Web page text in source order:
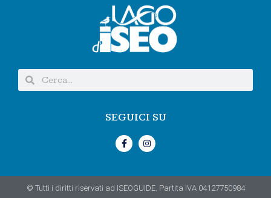
SEGUICI SU
© Tutti i diritti riservati ad ISEOGUIDE. Partita IVA 04127750984